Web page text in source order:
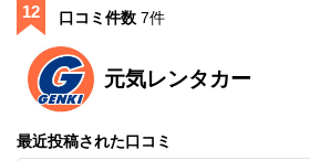
口コミ件数 7件
元気レンタカー
最近投稿された口コミ
12